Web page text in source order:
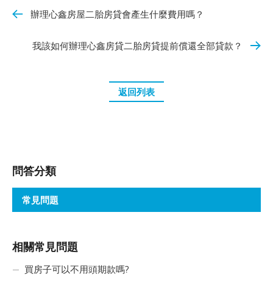
辦理心鑫房屋二胎房貸會產生什麼費用嗎？
我該如何辦理心鑫房貸二胎房貸提前償還全部貸款？
返回列表
問答分類
常見問題
相關常見問題
買房子可以不用頭期款嗎?